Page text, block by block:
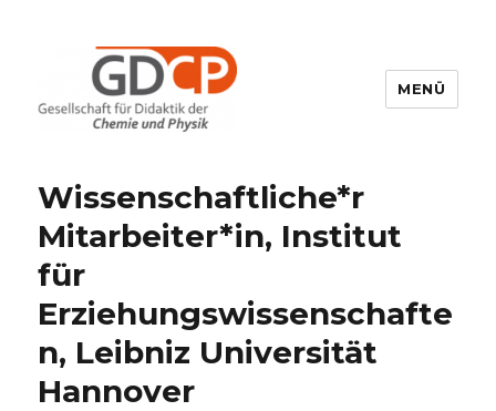
MENÜ
Wissenschaftliche*r
Mitarbeiter*in, Institut
für
Erziehungswissenschafte
n, Leibniz Universität
Hannover